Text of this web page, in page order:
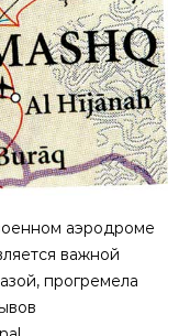
аэродроме
важной
прогремела